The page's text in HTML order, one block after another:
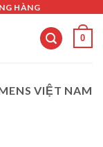
HÀNG
0
VIỆT NAM